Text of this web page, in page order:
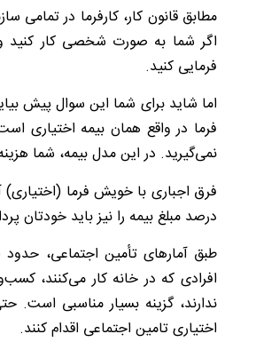
مطابق قانون کار، کارفرما در
اگر شما به صورت شخصی کار کنید و
فرمایی کنید.
اما شاید برای شما این سوال پیش
فرما در واقع همان بیمه اختیاری
نمی‌گیرید. در این مدل بیمه، شما
درصد مبلغ بیمه را نیز باید خودتان
افرادی که در خانه کار می‌کنند،
ندارند، گزینه بسیار مناسبی است.
اختیاری تامین اجتماعی اقدام کنند.